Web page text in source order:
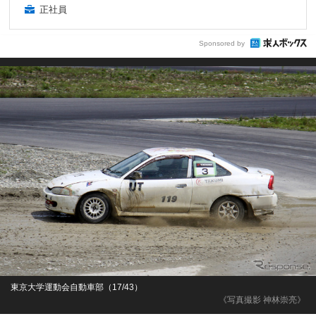
正社員
Sponsored by
《写真撮影 神林崇亮》
東京大学運動会自動車部（17/43）